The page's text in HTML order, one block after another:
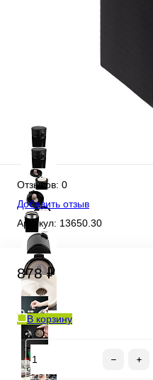
Отзывов: 0
Добавить отзыв
Артикул: 13650.30
878 ₽
В корзину